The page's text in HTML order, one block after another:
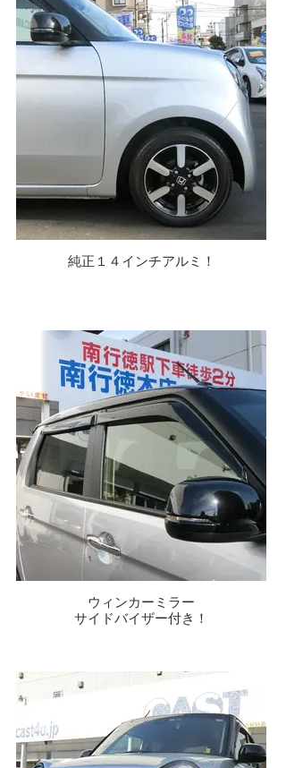
純正１４インチアルミ！
ウィンカーミラー
サイドバイザー付き！